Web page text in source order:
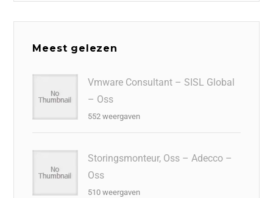
Meest gelezen
Vmware Consultant – SISL Global
– Oss
552 weergaven
Storingsmonteur, Oss – Adecco –
Oss
510 weergaven